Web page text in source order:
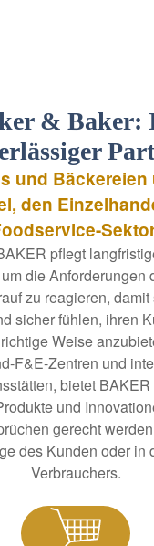
& Baker:
und Bäckereien
den
pflegt
die Anforderungen
zu reagieren,
sicher fühlen, ihren
Weise
F&E-Zentren und
bietet
und
gerecht
des Kunden oder in
Verbrauchers.